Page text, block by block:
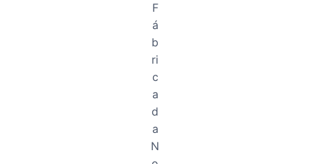
F
á
b
ri
c
a
d
a
N